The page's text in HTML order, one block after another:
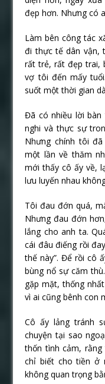
đẹp hơn. Nhưng có
Làm bên công tác
đi thực tế dân vận,
rất trẻ, rất đẹp trai,
vợ tôi đến mấy
suốt một thời gian
Đã có nhiều lời
nghi và thực sự
Nhưng chính tôi
một lần về thăm
mới thấy cô ấy về,
lưu luyến nhau
Tôi đau đớn quá,
Nhưng đau đớn
lắng cho anh ta.
cái đâu điếng rồi
thế này”. Để rồi cô
bùng nổ sự căm
gặp mặt, thống nhất
vì ai cũng bênh con
Cô ấy lảng tránh
chuyện tại sao
thốn tình cảm,
chỉ biết cho tiền ở
không quan trọng